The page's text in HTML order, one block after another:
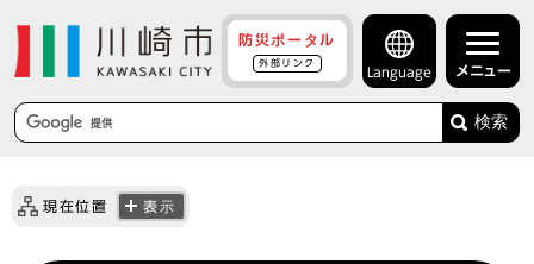
防災ポータル
外部リンク
Language メニュー
検索
現在位置 表示